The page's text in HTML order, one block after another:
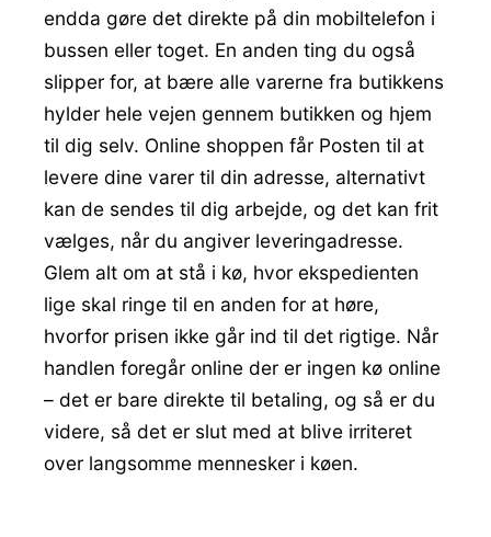
endda gøre det direkte på din mobiltelefon i
bussen eller toget. En anden ting du også
slipper for, at bære alle varerne fra butikkens
hylder hele vejen gennem butikken og hjem
til dig selv. Online shoppen får Posten til at
levere dine varer til din adresse, alternativt
kan de sendes til dig arbejde, og det kan frit
vælges, når du angiver leveringadresse.
Glem alt om at stå i kø, hvor ekspedienten
lige skal ringe til en anden for at høre,
hvorfor prisen ikke går ind til det rigtige. Når
handlen foregår online der er ingen kø online
– det er bare direkte til betaling, og så er du
videre, så det er slut med at blive irriteret
over langsomme mennesker i køen.